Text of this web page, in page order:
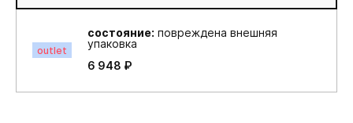
outlet
состояние: повреждена внешняя
упаковка
6 948 ₽